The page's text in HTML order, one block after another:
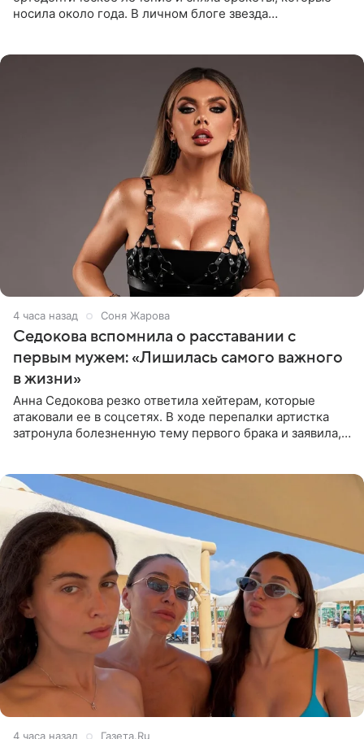
носила около года. В личном блоге звезда
4 часа назад Соня Жарова
Седокова вспомнила о расставании с
первым мужем: «Лишилась самого важного
в жизни»
Анна Седокова резко ответила хейтерам, которые
атаковали ее в соцсетях. В ходе перепалки артистка
затронула болезненную тему первого брака и заявила,
4 часа назад Газета.Ru